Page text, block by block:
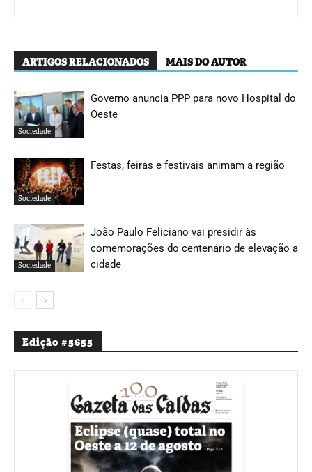
ARTIGOS RELACIONADOS MAIS DO AUTOR
Sociedade
Governo anuncia PPP para novo Hospital do
Oeste
Sociedade
Festas, feiras e festivais animam a região
Sociedade
João Paulo Feliciano vai presidir às
comemorações do centenário de elevação a
cidade
Edição #5655